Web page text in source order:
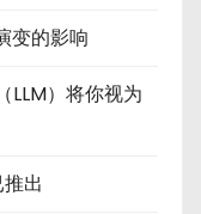
变的影响
LLM）将你视为
出